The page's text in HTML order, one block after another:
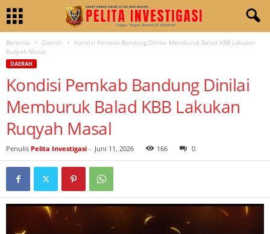
Beranda Daerah
Kondisi Pemkab Bandung Dinilai Memburuk Balad KBB Lakukan
Ruqyah Masal
DAERAH
Kondisi Pemkab Bandung Dinilai
Memburuk Balad KBB Lakukan
Ruqyah Masal
Penulis Pelita Investigasi - Juni 11, 2026 166 0